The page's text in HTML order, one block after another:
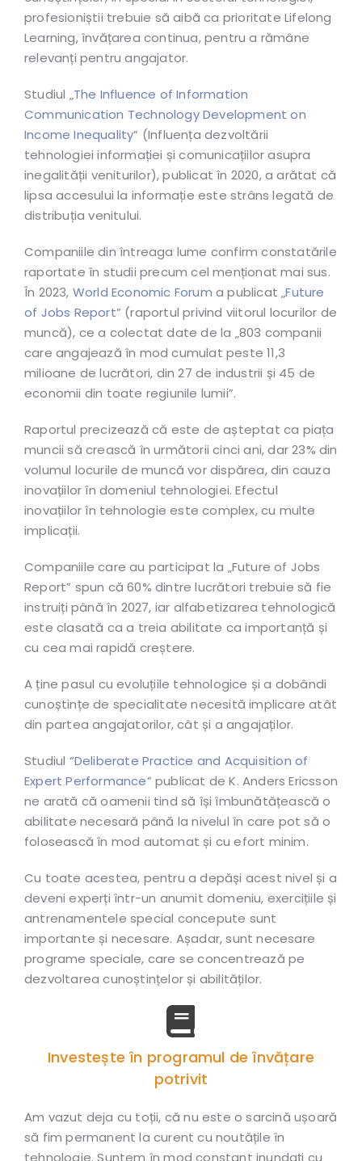
profesioniștii trebuie să aibă ca prioritate Lifelong
Learning, învățarea continua, pentru a rămâne
relevanți pentru angajator.
Studiul „The Influence of Information
Communication Technology Development on
Income Inequality” (Influența dezvoltării
tehnologiei informației și comunicațiilor asupra
inegalității veniturilor), publicat în 2020, a arătat că
lipsa accesului la informație este strâns legată de
distribuția venitului.
Companiile din întreaga lume confirm constatările
raportate în studii precum cel menționat mai sus.
În 2023, World Economic Forum a publicat „Future
of Jobs Report” (raportul privind viitorul locurilor de
muncă), ce a colectat date de la „803 companii
care angajează în mod cumulat peste 11,3
milioane de lucrători, din 27 de industrii și 45 de
economii din toate regiunile lumii”.
Raportul precizează că este de așteptat ca piața
muncii să crească în următorii cinci ani, dar 23% din
volumul locurile de muncă vor dispărea, din cauza
inovațiilor în domeniul tehnologiei. Efectul
inovațiilor în tehnologie este complex, cu multe
implicații.
Companiile care au participat la „Future of Jobs
Report” spun că 60% dintre lucrători trebuie să fie
instruiți până în 2027, iar alfabetizarea tehnologică
este clasată ca a treia abilitate ca importanță și
cu cea mai rapidă creștere.
A ține pasul cu evoluțiile tehnologice și a dobândi
cunoștințe de specialitate necesită implicare atât
din partea angajatorilor, cât și a angajaților.
Studiul “Deliberate Practice and Acquisition of
Expert Performance” publicat de K. Anders Ericsson
ne arată că oamenii tind să își îmbunătățească o
abilitate necesară până la nivelul în care pot să o
folosească în mod automat și cu efort minim.
Cu toate acestea, pentru a depăși acest nivel și a
deveni experți într-un anumit domeniu, exercițiile și
antrenamentele special concepute sunt
importante și necesare. Așadar, sunt necesare
programe speciale, care se concentrează pe
dezvoltarea cunoștințelor și abilităților.
Investește în programul de învățare
potrivit
Am vazut deja cu toții, că nu este o sarcină ușoară
să fim permanent la curent cu noutățile în
tehnologie. Suntem în mod constant inundați cu